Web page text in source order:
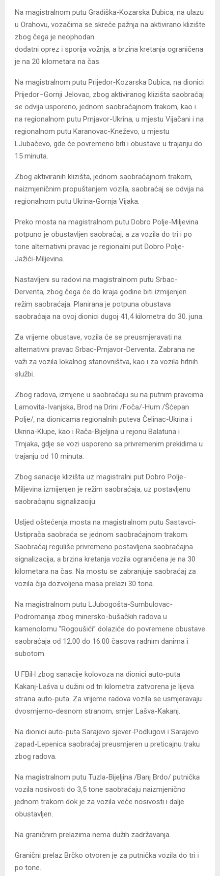
Na magistralnom putu Gradiška-Kozarska Dubica, na ulazu
u Orahovu, vozačima se skreće pažnja na aktivirano klizište
zbog čega je neophodan
dodatni oprez i sporija vožnja, a brzina kretanja ograničena
je na 20 kilometara na čas.
Na magistralnom putu Prijedor-Kozarska Dubica, na dionici
Prijedor–Gornji Jelovac, zbog aktiviranog klizišta saobraćaj
se odvija usporeno, jednom saobraćajnom trakom, kao i
na regionalnom putu Prnjavor-Ukrina, u mjestu Vijačani i na
regionalnom putu Karanovac-Kneževo, u mjestu
LJubačevo, gde će povremeno biti i obustave u trajanju do
15 minuta.
Zbog aktiviranih klizišta, jednom saobraćajnom trakom,
naizmjeničnim propuštanjem vozila, saobraćaj se odvija na
regionalnom putu Ukrina-Gornja Vijaka.
Preko mosta na magistralnom putu Dobro Polje-Miljevina
potpuno je obustavljen saobraćaj, a za vozila do tri i po
tone alternativni pravac je regionalni put Dobro Polje-
Jažići-Miljevina.
Nastavljeni su radovi na magistralnom putu Srbac-
Derventa, zbog čega će do kraja godine biti izmijenjen
režim saobraćaja. Planirana je potpuna obustava
saobraćaja na ovoj dionici dugoj 41,4 kilometra do 30. juna.
Za vrijeme obustave, vozila će se preusmjeravati na
alternativni pravac Srbac-Prnjavor-Derventa. Zabrana ne
važi za vozila lokalnog stanovništva, kao i za vozila hitnih
službi.
Zbog radova, izmjene u saobraćaju su na putnim pravcima
Lamovita-Ivanjska, Brod na Drini /Foča/-Hum /Šćepan
Polje/, na dionicama regionalnih puteva Čelinac-Ukrina i
Ukrina-Klupe, kao i Rača-Bijeljina u rejonu Balatuna i
Trnjaka, gdje se vozi usporeno sa privremenim prekidima u
trajanju od 10 minuta.
Zbog sanacije klizišta uz magistralni put Dobro Polje-
Miljevina izmijenjen je režim saobraćaja, uz postavljenu
saobraćajnu signalizaciju.
Usljed oštećenja mosta na magistralnom putu Sastavci-
Ustiprača saobraća se jednom saobraćajnom trakom.
Saobraćaj reguliše privremeno postavljena saobraćajna
signalizacija, a brzina kretanja vozila ograničena je na 30
kilometara na čas. Na mostu se zabranjuje saobraćaj za
vozila čija dozvoljena masa prelazi 30 tona.
Na magistralnom putu LJubogošta-Sumbulovac-
Podromanija zbog minersko-bušačkih radova u
kamenolomu “Rogoušići” dolaziće do povremene obustave
saobraćaja od 12.00 do 16.00 časova radnim danima i
subotom.
U FBiH zbog sanacije kolovoza na dionici auto-puta
Kakanj-Lašva u dužini od tri kilometra zatvorena je lijeva
strana auto-puta. Za vrijeme radova vozila se usmjeravaju
dvosmjerno-desnom stranom, smjer Lašva-Kakanj.
Na dionici auto-puta Sarajevo sjever-Podlugovi i Sarajevo
zapad-Lepenica saobraćaj preusmjeren u preticajnu traku
zbog radova.
Na magistralnom putu Tuzla-Bijeljina /Banj Brdo/ putnička
vozila nosivosti do 3,5 tone saobraćaju naizmjenično
jednom trakom dok je za vozila veće nosivosti i dalje
obustavljen.
Na graničnim prelazima nema dužih zadržavanja.
Granični prelaz Brčko otvoren je za putnička vozila do tri i
po tone.